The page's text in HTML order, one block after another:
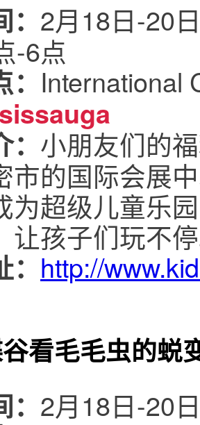
2月18日-20
-6点
International
小朋友们的
市的国际会展
为超级儿童乐
让孩子们玩不
http://
看毛毛虫的蜕
2月18日-20